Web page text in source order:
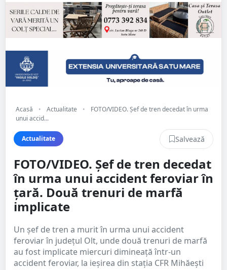
Acasă • Actualitate •
FOTO/VIDEO. Șef de tren decedat în urma
unui accid...
Actualitate Salvează
FOTO/VIDEO. Șef de tren decedat
în urma unui accident feroviar în
țară. Două trenuri de marfă
implicate
Un șef de tren a murit în urma unui accident
feroviar în județul Olt, unde două trenuri de marfă
au fost implicate miercuri dimineaţă într-un
accident feroviar, la ieşirea din staţia CFR Mihăeşti